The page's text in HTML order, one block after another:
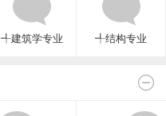
╃建筑学专业 ╃结构专业